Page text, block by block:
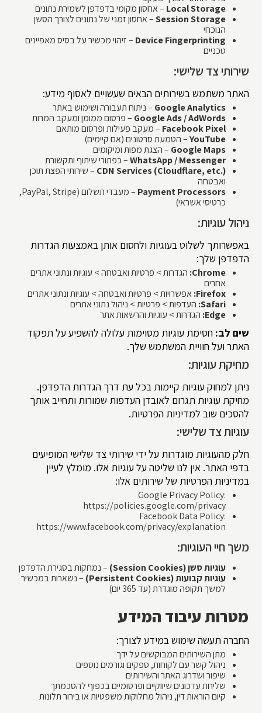
Local Storage – אחסון מקומי בדפדפן לשמירת נתונים
Session Storage– אחסון זמני של נתונים לצורך הסשן
הנוכחי
Device Fingerprinting – זיהוי מכשיר על בסיס מאפיינים
טכניים
שירותי צד שלישי:
האתר משתמש בשירותים הבאים שעשויים לאסוף מידע:
Google Analytics – ניתוח תעבורה ושימוש באתר
Google Ads / AdWords – פרסום ממומן ומעקב המרות
Facebook Pixel – מעקב פעילות ופרסום מותאם
YouTube– הטמעת סרטונים (אם קיימים)
Google Maps – הצגת מפות ומיקומים
WhatsApp / Messenger– כפתורי שיתוף ותקשורת
CDN Services (Cloudflare, etc.) – שירותי הפצת תוכן
ואבטחה
Payment Processors
– מעבדי תשלום (PayPal, Stripe,
כרטיסי אשראי)
ניהול עוגיות:
באפשרותך לשלוט בעוגיות ולחסום אותן באמצעות הגדרות
הדפדפן שלך:
Chrome: הגדרות > פרטיות ואבטחה > עוגיות ונתוני אתרים
אחרים
Firefox: אפשרויות > פרטיות ואבטחה > עוגיות ונתוני אתרים
Safari: העדפות > פרטיות > ניהול נתוני אתרים
Edge: הגדרות > עוגיות והרשאות אתר
שים לב: חסימת עוגיות מסוימות עלולה להשפיע על תפקוד
האתר ועל חוויית המשתמש שלך.
מחיקת עוגיות:
ניתן למחוק עוגיות קיימות בכל עת דרך הגדרות הדפדפן.
מחיקת עוגיות תגרום לאובדן העדפות שמורות ותחייב אותך
להסכים שוב למדיניות הפרטיות.
עוגיות צד שלישי:
חלק מהעוגיות מוגדרות על ידי שירותי צד שלישי המופיעים
בדפי האתר. אין לנו שליטה על עוגיות אלו. מומלץ לעיין
במדיניות הפרטיות של שירותים אלו:
Google Privacy Policy:
https://policies.google.com/privacy
Facebook Data Policy:
https://www.facebook.com/privacy/explanation
משך חיי העוגיות:
עוגיות סשן (Session Cookies)
– נמחקות בסגירת הדפדפן
עוגיות קבועות (Persistent Cookies)
– נשארות במכשיר
למשך תקופה מוגדרת (עד 365 יום)
מטרות עיבוד המידע
החברה תעשה שימוש במידע לצורך:
מתן השירותים המבוקשים על ידך
ניהול קשר עם לקוחות, ספקים וגורמים נוספים
שיפור ושדרוג האתר והשירותים
שליחת עדכונים שיווקיים ופרסומיים בכפוף להסכמתך
קיום הוראות דין, ניהול מחלוקות משפטיות או בירור תלונות